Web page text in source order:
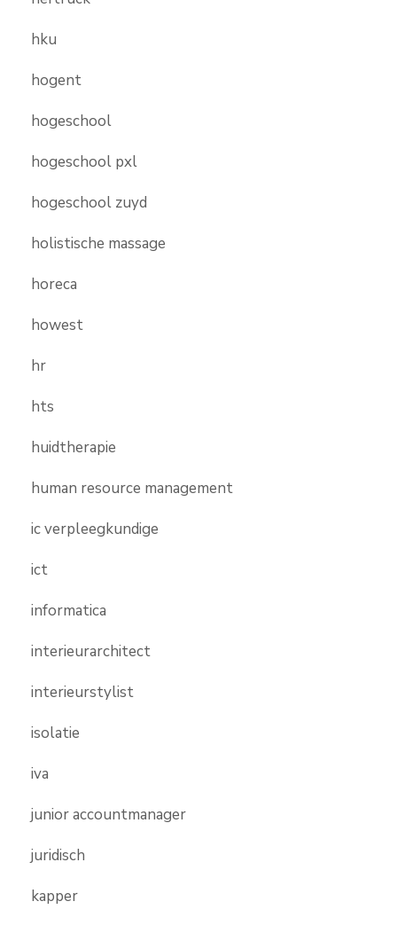
hku
hogent
hogeschool
hogeschool pxl
hogeschool zuyd
holistische massage
horeca
howest
hr
hts
huidtherapie
human resource management
ic verpleegkundige
ict
informatica
interieurarchitect
interieurstylist
isolatie
iva
junior accountmanager
juridisch
kapper